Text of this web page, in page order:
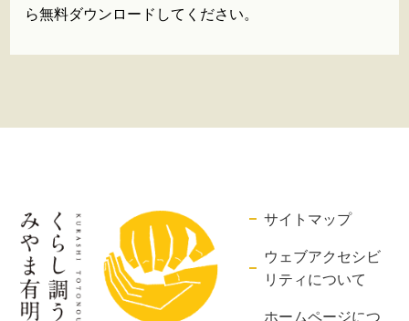
ら無料ダウンロードしてください。
サイトマップ
ウェブアクセシビ
リティについて
ホームページにつ